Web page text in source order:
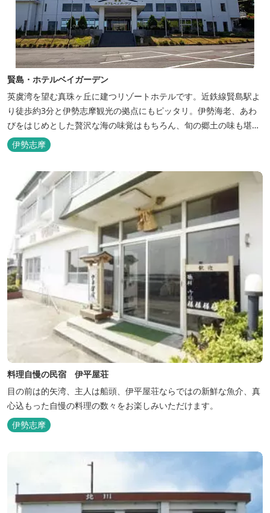
賢島・ホテルベイガーデン
英虞湾を望む真珠ヶ丘に建つリゾートホテルです。近鉄線賢島駅よ
り徒歩約3分と伊勢志摩観光の拠点にもピッタリ。伊勢海老、あわ
びをはじめとした贅沢な海の味覚はもちろん、旬の郷土の味も堪能
できます。
伊勢志摩
料理自慢の民宿 伊平屋荘
目の前は的矢湾、主人は船頭、伊平屋荘ならではの新鮮な魚介、真
心込もった自慢の料理の数々をお楽しみいただけます。
伊勢志摩